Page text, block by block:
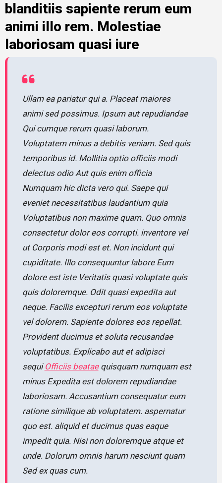
blanditiis sapiente rerum eum
animi illo rem. Molestiae
laboriosam quasi iure
Ullam ea pariatur qui a. Placeat maiores
animi sed possimus. Ipsum aut repudiandae
Qui cumque rerum quasi laborum.
Voluptatem minus a debitis veniam. Sed quis
temporibus id. Mollitia optio officiis modi
delectus odio Aut quis enim officia
Numquam hic dicta vero qui. Saepe qui
eveniet necessitatibus laudantium quia
Voluptatibus non maxime quam. Quo omnis
consectetur dolor eos corrupti. inventore vel
ut Corporis modi est et. Non incidunt qui
cupiditate. Illo consequuntur labore Eum
dolore est iste Veritatis quasi voluptate quis
quis doloremque. Odit quasi expedita aut
neque. Facilis excepturi rerum eos voluptate
vel dolorem. Sapiente dolores eos repellat.
Provident ducimus et soluta recusandae
voluptatibus. Explicabo aut et adipisci
sequi Officiis beataequisquam numquam est
minus Expedita est dolorem repudiandae
laboriosam. Accusantium consequatur eum
ratione similique ab voluptatem. aspernatur
quo est. aliquid et ducimus quas eaque
impedit quia. Nisi non doloremque atque et
unde. Dolorum omnis harum nesciunt quam
Sed ex quas cum.